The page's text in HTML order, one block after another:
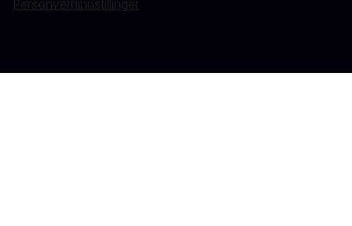
Personverninnstillinger